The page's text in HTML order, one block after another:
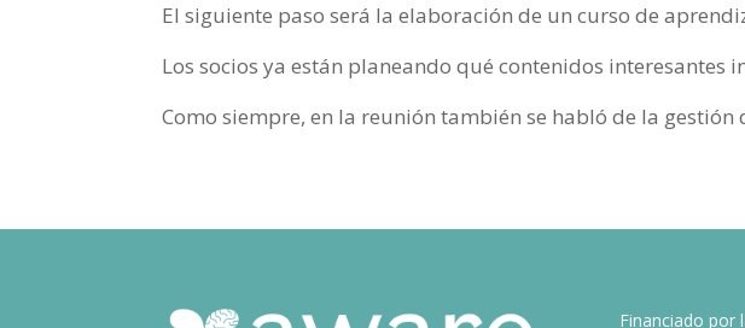
El siguiente paso será la elaboración de un curso de
Los socios ya están planeando qué contenidos interesantes
Como siempre, en la reunión también se habló de la
Financiado por